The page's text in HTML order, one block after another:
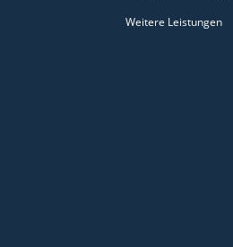
Weitere Leistungen